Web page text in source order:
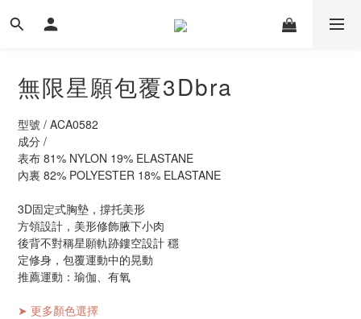
無限星願包覆3Dbra
型號 / ACA0582
成分 /
表布 81% NYLON 19% ELASTANE
內裏 82% POLYESTER 18% ELASTANE
3D固定式胸墊，撐托美形
方領設計，美形修飾腋下小肉
後背不對稱星願軌跡鏤空設計 穩
定修身，包覆運動中的晃動
推薦運動：瑜伽、有氧
➤ 更多顏色選擇